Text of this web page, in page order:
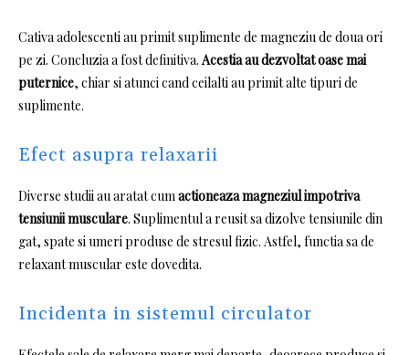
Cativa adolescenti au primit suplimente de magneziu de doua ori
pe zi. Concluzia a fost definitiva. Acestia au dezvoltat oase mai
puternice, chiar si atunci cand ceilalti au primit alte tipuri de
suplimente.
Efect asupra relaxarii
Diverse studii au aratat cumactioneaza magneziul impotriva
tensiunii musculare. Suplimentul a reusit sa dizolve tensiunile din
gat, spate si umeri produse de stresul fizic. Astfel, functia sa de
relaxant muscular este dovedita.
Incidenta in sistemul circulator